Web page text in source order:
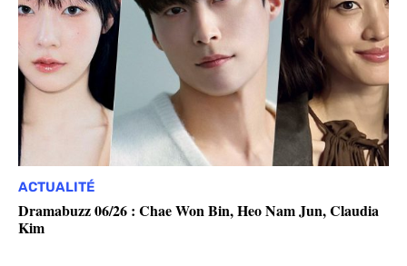
ACTUALITÉ
Dramabuzz 06/26 : Chae Won Bin, Heo Nam Jun, Claudia
Kim